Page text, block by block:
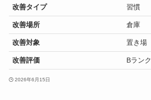
改善タイプ 習慣
改善場所 倉庫
改善対象 置き場
改善評価 Bランク
2026年6月15日